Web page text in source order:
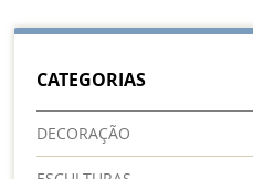
CATEGORIAS
DECORAÇÃO